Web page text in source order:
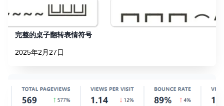
完整的桌子翻转表情符号
2025年2月27日